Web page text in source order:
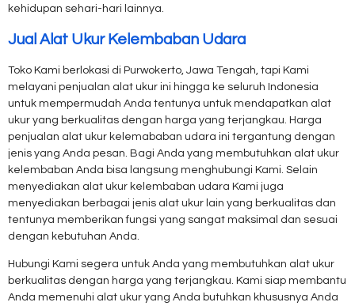
kehidupan sehari-hari lainnya.
Jual Alat Ukur Kelembaban Udara
Toko Kami berlokasi di Purwokerto, Jawa Tengah, tapi Kami
melayani penjualan alat ukur ini hingga ke seluruh Indonesia
untuk mempermudah Anda tentunya untuk mendapatkan alat
ukur yang berkualitas dengan harga yang terjangkau. Harga
penjualan alat ukur kelemababan udara ini tergantung dengan
jenis yang Anda pesan. Bagi Anda yang membutuhkan alat ukur
kelembaban Anda bisa langsung menghubungi Kami. Selain
menyediakan alat ukur kelembaban udara Kami juga
menyediakan berbagai jenis alat ukur lain yang berkualitas dan
tentunya memberikan fungsi yang sangat maksimal dan sesuai
dengan kebutuhan Anda.
Hubungi Kami segera untuk Anda yang membutuhkan alat ukur
berkualitas dengan harga yang terjangkau. Kami siap membantu
Anda memenuhi alat ukur yang Anda butuhkan khususnya Anda